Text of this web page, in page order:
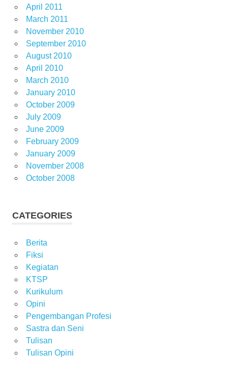
April 2011
March 2011
November 2010
September 2010
August 2010
April 2010
March 2010
January 2010
October 2009
July 2009
June 2009
February 2009
January 2009
November 2008
October 2008
CATEGORIES
Berita
Fiksi
Kegiatan
KTSP
Kurikulum
Opini
Pengembangan Profesi
Sastra dan Seni
Tulisan
Tulisan Opini